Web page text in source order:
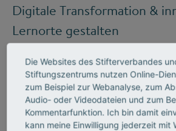
Digitale Transformation &
Lernorte gestalten
Mehr zum Handlungsfeld
Kompetenzen"
Die Websites des Stifterverbandes
Stiftungszentrums nutzen Online-
zum Beispiel zur Webanalyse, zum
Audio- oder Videodateien und zum
Kommentarfunktion. Ich bin damit
kann meine Einwilligung jederzeit mit